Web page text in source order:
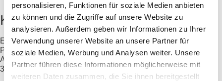
personalisieren, Funktionen für soziale Medien anbieten
zu können und die Zugriffe auf unsere Website zu
analysieren. Außerdem geben wir Informationen zu Ihrer
Verwendung unserer Website an unsere Partner für
soziale Medien, Werbung und Analysen weiter. Unsere
Partner führen diese Informationen möglicherweise mit
weiteren Daten zusammen, die Sie ihnen bereitgestellt
Kontaktadresse
Evangelisches Pfarramt 'Unteres Lahntal I'
Pfarrerin Katharina Zinnkann und Pfarrerin Regina Rauh
Am Wiesengarten 6
35096 Weimar-Niederwalgern